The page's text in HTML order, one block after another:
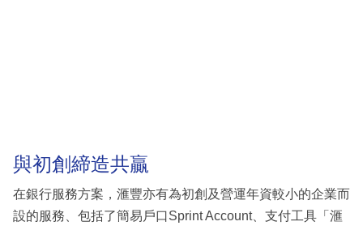
與初創締造共贏
在銀行服務方案，滙豐亦有為初創及營運年資較小的企業而
設的服務、包括了簡易戶口Sprint Account、支付工具「滙